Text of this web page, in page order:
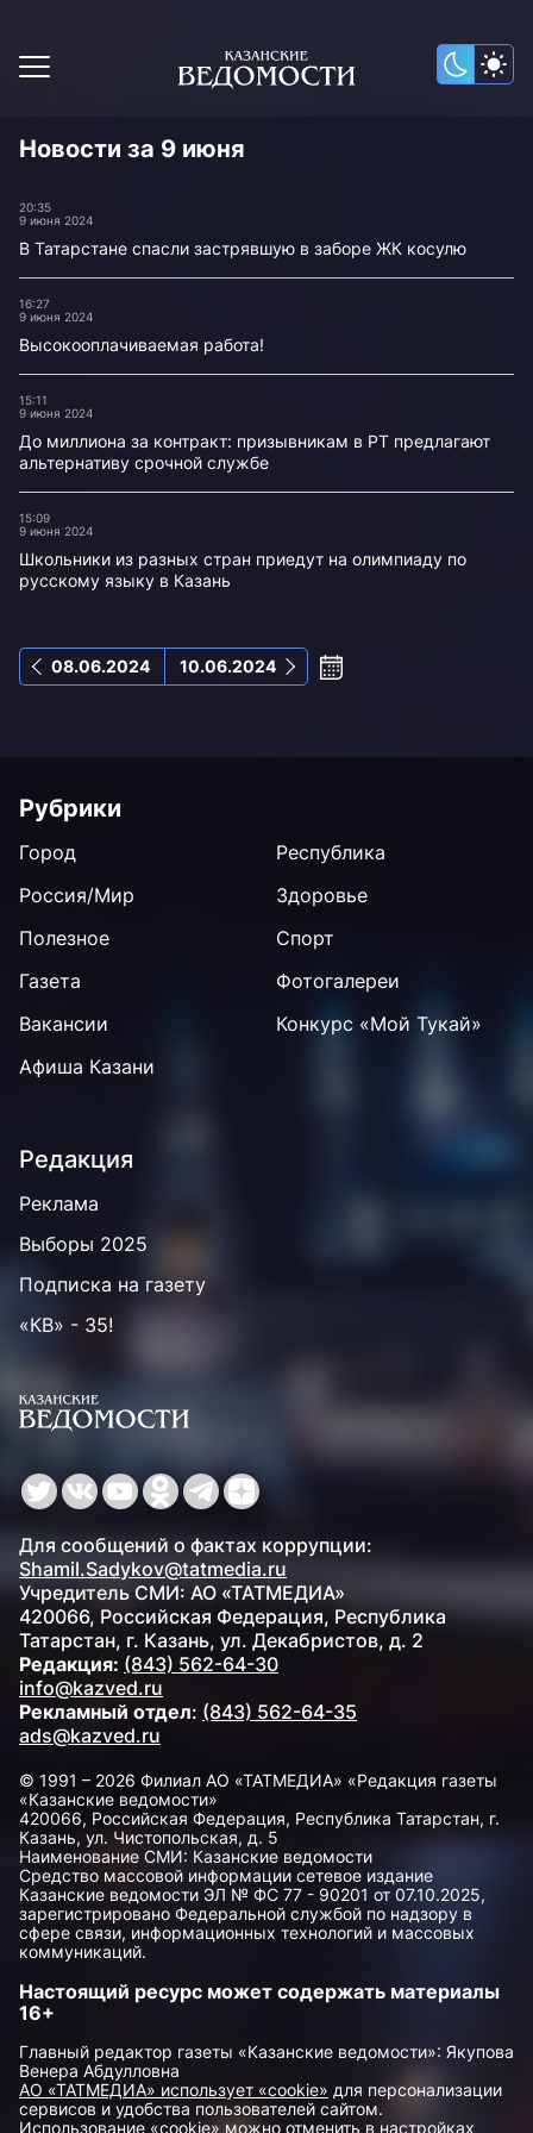
Новости за 9 июня
20:35
9 июня 2024
В Татарстане спасли застрявшую в заборе ЖК косулю
16:27
9 июня 2024
Высокооплачиваемая работа!
15:11
9 июня 2024
До миллиона за контракт: призывникам в РТ предлагают
альтернативу срочной службе
15:09
9 июня 2024
Школьники из разных стран приедут на олимпиаду по
русскому языку в Казань
08.06.2024 10.06.2024
Рубрики
Город
Республика
Россия/Мир
Здоровье
Полезное
Спорт
Газета
Фотогалереи
Вакансии
Конкурс «Мой Тукай»
Афиша Казани
Редакция
Реклама
Выборы 2025
Подписка на газету
«КВ» - 35!
Для сообщений о фактах коррупции:
Shamil.Sadykov@tatmedia.ru
Учредитель СМИ: АО «ТАТМЕДИА»
420066, Российская Федерация, Республика
Татарстан, г. Казань, ул. Декабристов, д. 2
Редакция: (843) 562-64-30
info@kazved.ru
Рекламный отдел: (843) 562-64-35
ads@kazved.ru
© 1991 – 2026 Филиал АО «ТАТМЕДИА» «Редакция газеты
«Казанские ведомости»
420066, Российская Федерация, Республика Татарстан, г.
Казань, ул. Чистопольская, д. 5
Наименование СМИ: Казанские ведомости
Средство массовой информации сетевое издание
Казанские ведомости ЭЛ № ФС 77 - 90201 от 07.10.2025,
зарегистрировано Федеральной службой по надзору в
сфере связи, информационных технологий и массовых
коммуникаций.
Настоящий ресурс может содержать материалы
16+
Главный редактор газеты «Казанские ведомости»: Якупова
Венера Абдулловна
АО «ТАТМЕДИА» использует «cookie» для персонализации
сервисов и удобства пользователей сайтом.
Использование «cookie» можно отменить в настройках